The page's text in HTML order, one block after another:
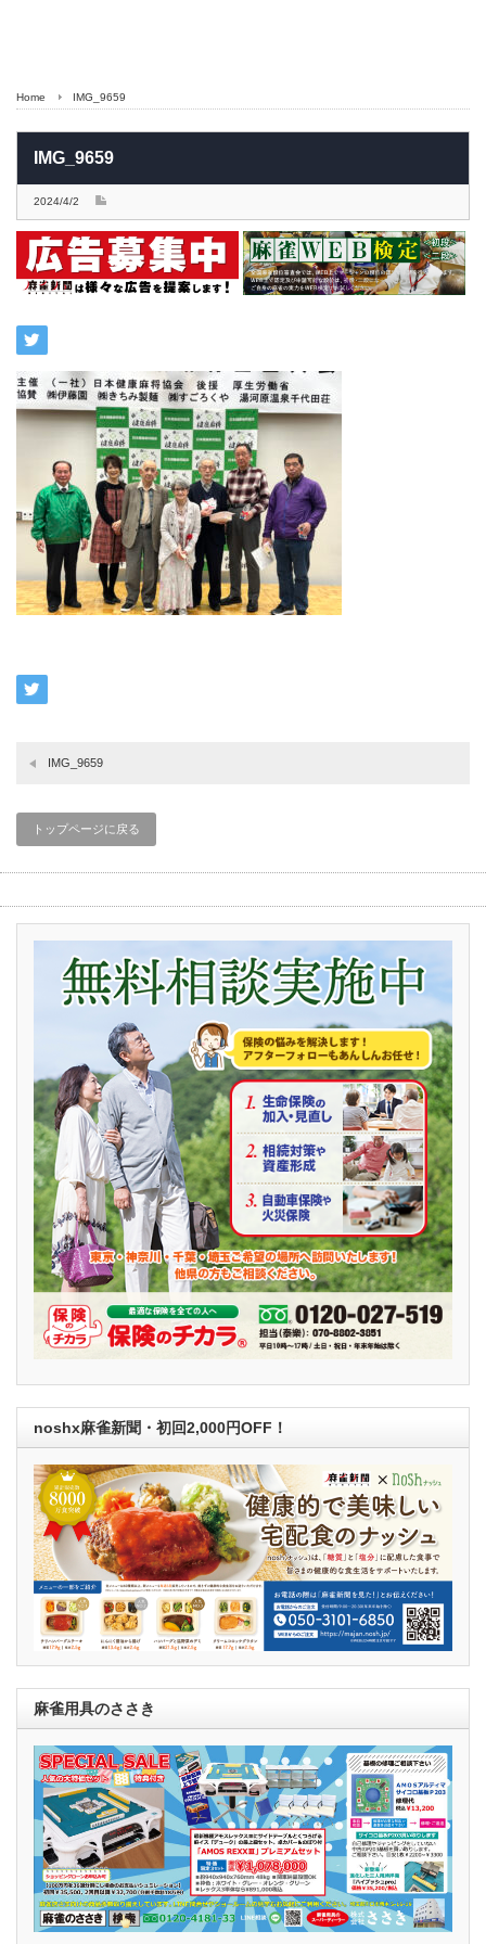
Home IMG_9659
IMG_9659
2024/4/2
IMG_9659
トップページに戻る
noshx麻雀新聞・初回2,000円OFF！
麻雀用具のささき